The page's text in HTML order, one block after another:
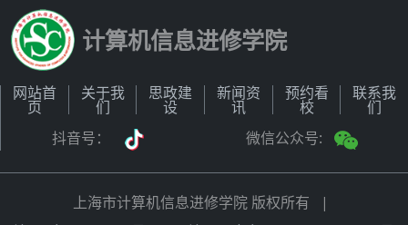
计算机信息进修学院
网站首
页
关于我
们
思政建
设
新闻资
讯
预约看
校
联系我
们
抖音号：
微信公众号:
上海市计算机信息进修学院 版权所有
|